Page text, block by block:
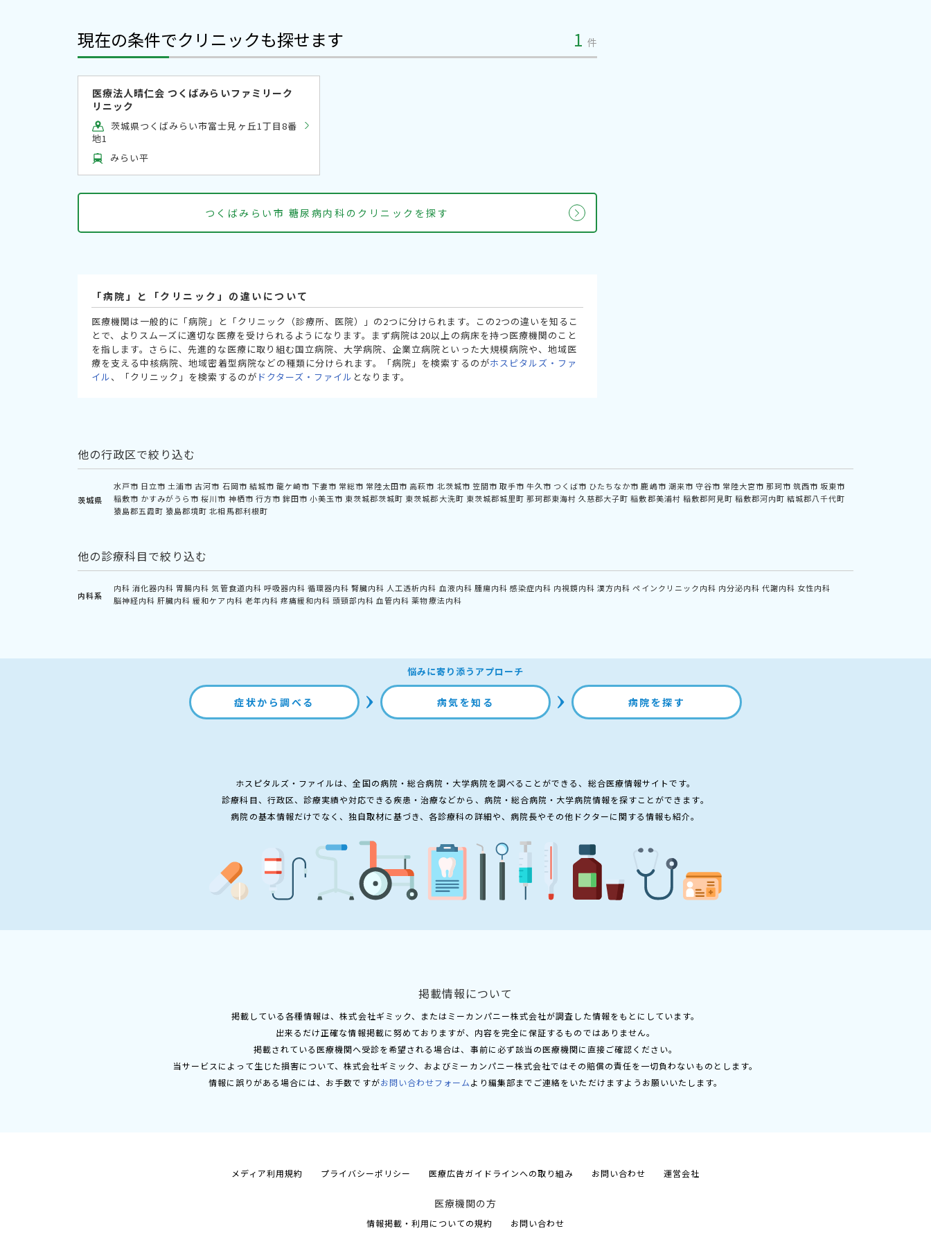
現在の条件でクリニックも探せます 1 件
医療法人晴仁会 つくばみらいファミリーク
リニック
茨城県つくばみらい市富士見ヶ丘1丁目8番
地1
みらい平
つくばみらい市 糖尿病内科のクリニックを探す
「病院」と「クリニック」の違いについて
医療機関は一般的に「病院」と「クリニック（診療所、医院）」の2つに分けられます。この2つの違いを知るこ
とで、よりスムーズに適切な医療を受けられるようになります。まず病院は20以上の病床を持つ医療機関のこと
を指します。さらに、先進的な医療に取り組む国立病院、大学病院、企業立病院といった大規模病院や、地域医
療を支える中核病院、地域密着型病院などの種類に分けられます。「病院」を検索するのがホスピタルズ・ファ
イル、「クリニック」を検索するのが ドクターズ・ファイル となります。
他の行政区で絞り込む
茨城県
水戸市 日立市 土浦市 古河市 石岡市 結城市 龍ケ崎市 下妻市 常総市 常陸太田市 高萩市 北茨城市 笠間市 取手市 牛久市 つくば市 ひたちなか市 鹿嶋市 潮来市 守谷市 常陸大宮市 那珂市 筑西市 坂東市
稲敷市 かすみがうら市 桜川市 神栖市 行方市 鉾田市 小美玉市 東茨城郡茨城町 東茨城郡大洗町 東茨城郡城里町 那珂郡東海村 久慈郡大子町 稲敷郡美浦村 稲敷郡阿見町 稲敷郡河内町 結城郡八千代町
猿島郡五霞町 猿島郡境町 北相馬郡利根町
他の診療科目で絞り込む
内科系
内科 消化器内科 胃腸内科 気管食道内科 呼吸器内科 循環器内科 腎臓内科 人工透析内科 血液内科 腫瘍内科 感染症内科 内視鏡内科 漢方内科 ペインクリニック内科 内分泌内科 代謝内科 女性内科
脳神経内科 肝臓内科 緩和ケア内科 老年内科 疼痛緩和内科 頭頸部内科 血管内科 薬物療法内科
悩みに寄り添うアプローチ
症状から調べる 病気を知る 病院を探す
ホスピタルズ・ファイルは、全国の病院・総合病院・大学病院を調べることができる、総合医療情報サイトです。
診療科目、行政区、診療実績や対応できる疾患・治療などから、病院・総合病院・大学病院情報を探すことができます。
病院の基本情報だけでなく、独自取材に基づき、各診療科の詳細や、病院長やその他ドクターに関する情報も紹介。
掲載情報について
掲載している各種情報は、株式会社ギミック、またはミーカンパニー株式会社が調査した情報をもとにしています。
出来るだけ正確な情報掲載に努めておりますが、内容を完全に保証するものではありません。
掲載されている医療機関へ受診を希望される場合は、事前に必ず該当の医療機関に直接ご確認ください。
当サービスによって生じた損害について、株式会社ギミック、およびミーカンパニー株式会社ではその賠償の責任を一切負わないものとします。
情報に誤りがある場合には、お手数ですがお問い合わせフォームより編集部までご連絡をいただけますようお願いいたします。
メディア利用規約 プライバシーポリシー 医療広告ガイドラインへの取り組み お問い合わせ 運営会社
医療機関の方
情報掲載・利用についての規約 お問い合わせ